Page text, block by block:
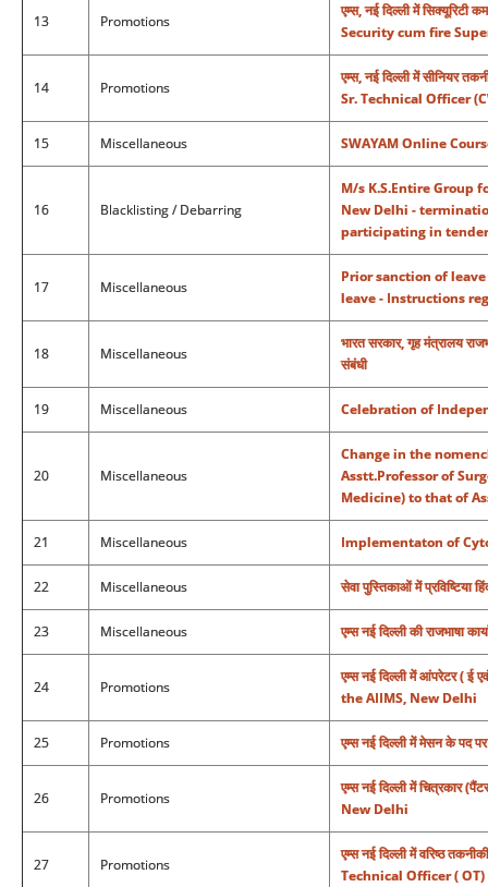
13 Promotions
एम्स, नई दिल्ली में
Security cum fire
14 Promotions
एम्स, नई दिल्ली में सीनियर
Sr. Technical Officer
15 Miscellaneous SWAYAM Online
16 Blacklisting / Debarring
M/s K.S.Entire Group
New Delhi -
participating in
17 Miscellaneous
Prior sanction of
leave - Instructions
18 Miscellaneous
भारत सरकार, गृह मंत्रालय
संबंधी
19 Miscellaneous Celebration of
20 Miscellaneous
Change in the
Asstt.Professor of
Medicine) to that of
21 Miscellaneous Implementaton of
22 Miscellaneous सेवा पुस्तिकाओं में प्रविष्टिया
23 Miscellaneous एम्स नई दिल्ली की राजभाषा
24 Promotions
एम्स नई दिल्ली में आंपरेटर (
the AIIMS, New Delhi
25 Promotions एम्स नई दिल्ली में मेसन के
26 Promotions
एम्स नई दिल्ली में
New Delhi
27 Promotions
एम्स नई दिल्ली में वरिष्ठ
Technical Officer (